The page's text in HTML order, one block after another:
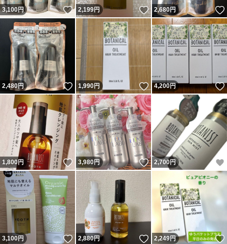
3,100円 いいね！
2,199円 いいね！
2,680円
2,480円 いいね！
1,990円 いいね！
4,200円
1,800円 いいね！
3,980円 いいね！
2,700円
3,100円 いいね！
2,880円 いいね！
2,249円